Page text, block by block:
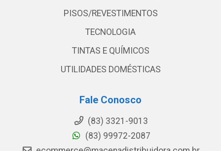
PISOS/REVESTIMENTOS
TECNOLOGIA
TINTAS E QUÍMICOS
UTILIDADES DOMÉSTICAS
Fale Conosco
(83) 3321-9013
(83) 99972-2087